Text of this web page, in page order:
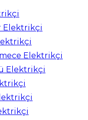
Elektrikçi
Elektrikçi
Elektrikçi